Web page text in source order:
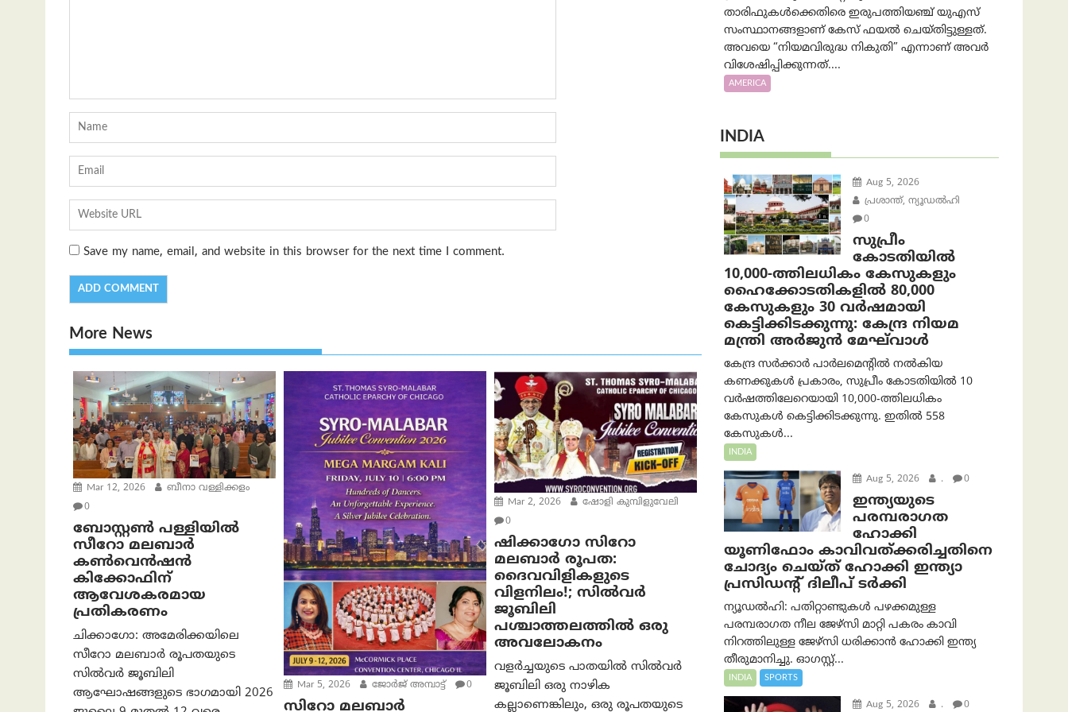
Save my name, email, and website in this browser for the next time I comment.
More News
Mar 12, 2026
ബീനാ വള്ളിക്കളം
0
ബോസ്റ്റൺ പള്ളിയിൽ
സീറോ മലബാർ
കൺവെൻഷൻ
കിക്കോഫിന്
ആവേശകരമായ
പ്രതികരണം
ചിക്കാഗോ: അമേരിക്കയിലെ
സീറോ മലബാർ രൂപതയുടെ
സിൽവർ ജൂബിലി
ആഘോഷങ്ങളുടെ ഭാഗമായി 2026
Mar 5, 2026 ജോർജ് അമ്പാട്ട് 0
സിറോ മലബാർ
Mar 2, 2026
ഷോളി കുമ്പിളുവേലി
0
ഷിക്കാഗോ സിറോ
മലബാർ രൂപത:
ദൈവവിളികളുടെ
വിളനിലം!; സിൽവർ
ജൂബിലി
പശ്ചാത്തലത്തിൽ ഒരു
അവലോകനം
വളർച്ചയുടെ പാതയിൽ സിൽവർ
ജൂബിലി ഒരു നാഴിക
കല്ലാണെങ്കിലും, ഒരു രൂപതയുടെ
താരിഫുകൾക്കെതിരെ ഇരുപത്തിയഞ്ച് യുഎസ്
സംസ്ഥാനങ്ങളാണ് കേസ് ഫയൽ ചെയ്തിട്ടുള്ളത്.
അവയെ “നിയമവിരുദ്ധ നികുതി” എന്നാണ് അവര്‍
വിശേഷിപ്പിക്കുന്നത്....
AMERICA
INDIA
Aug 5, 2026
പ്രശാന്ത്, ന്യൂഡല്‍ഹി
0
സുപ്രീം
കോടതിയിൽ
10,000-ത്തിലധികം കേസുകളും
ഹൈക്കോടതികളിൽ 80,000
കേസുകളും 30 വർഷമായി
കെട്ടിക്കിടക്കുന്നു: കേന്ദ്ര നിയമ
മന്ത്രി അര്‍ജുന്‍ മേഘ്‌വാള്‍
കേന്ദ്ര സർക്കാർ പാർലമെന്റിൽ നൽകിയ
കണക്കുകൾ പ്രകാരം, സുപ്രീം കോടതിയിൽ 10
വർഷത്തിലേറെയായി 10,000-ത്തിലധികം
കേസുകൾ കെട്ടിക്കിടക്കുന്നു. ഇതിൽ 558
കേസുകൾ...
INDIA
Aug 5, 2026 . 0
ഇന്ത്യയുടെ
പരമ്പരാഗത
ഹോക്കി
യൂണിഫോം കാവിവത്ക്കരിച്ചതിനെ
ചോദ്യം ചെയ്ത് ഹോക്കി ഇന്ത്യാ
പ്രസിഡന്റ് ദിലീപ് ടര്‍ക്കി
ന്യൂഡൽഹി: പതിറ്റാണ്ടുകൾ പഴക്കമുള്ള
പരമ്പരാഗത നീല ജേഴ്‌സി മാറ്റി പകരം കാവി
നിറത്തിലുള്ള ജേഴ്‌സി ധരിക്കാൻ ഹോക്കി ഇന്ത്യ
തീരുമാനിച്ചു. ഓഗസ്റ്റ്...
INDIA SPORTS
Aug 5, 2026 . 0